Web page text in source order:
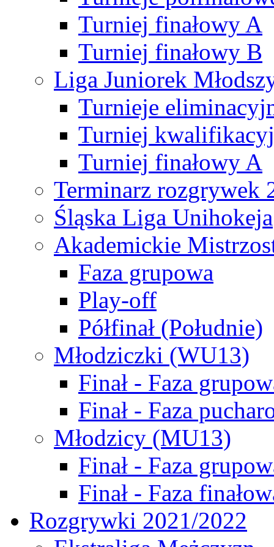
Turniej finałowy A
Turniej finałowy B
Liga Juniorek
Turnieje
Turniej
Turniej finałowy A
Terminarz rozgrywek
Śląska Liga Unihokeja
Akademickie
Faza grupowa
Play-off
Półfinał (Południe)
Młodziczki (WU13)
Finał - Faza
Finał - Faza
Młodzicy (MU13)
Finał - Faza
Finał - Faza
Rozgrywki 2021/2022